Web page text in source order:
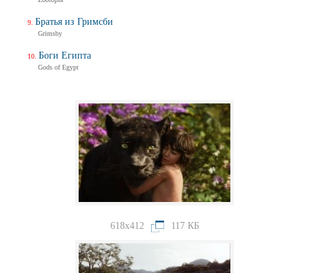
618x412 117 КБ
Братья из Гримсби
Grimsby
Боги Египта
Gods of Egypt